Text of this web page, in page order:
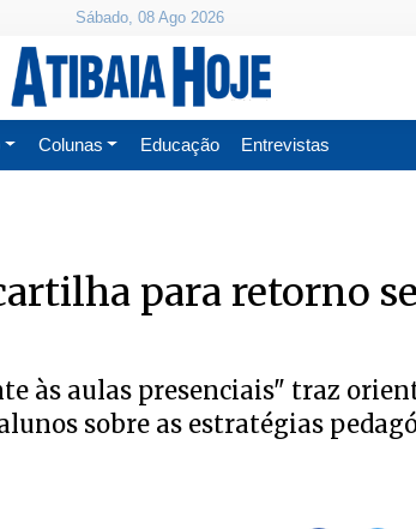
Sábado, 08 Ago 2026
Colunas Educação Entrevistas
para retorno
às aulas presenciais" traz
sobre as estratégias